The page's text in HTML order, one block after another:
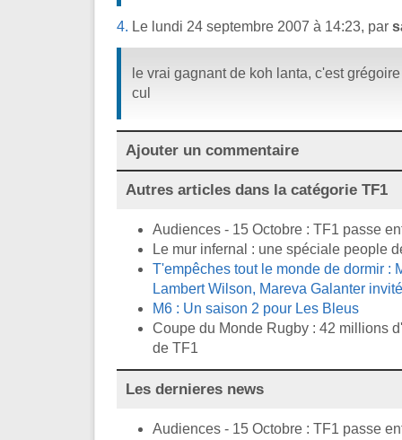
4. Le lundi 24 septembre 2007 à 14:23, par
le vrai gagnant de koh lanta, c'est
cul
Ajouter un commentaire
Autres articles dans la catégorie TF1
Audiences - 15 Octobre : TF1 passe
Le mur infernal : une spéciale people
T'empêches tout le monde de dormir :
Lambert Wilson, Mareva Galanter
M6 : Un saison 2 pour Les Bleus
Coupe du Monde Rugby : 42 millions
de TF1
Les dernieres news
Audiences - 15 Octobre : TF1 passe